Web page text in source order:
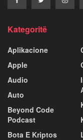
Kategoritë
Aplikacione
Apple
Audio
Auto
Beyond Code
Podcast
Bota E Kriptos